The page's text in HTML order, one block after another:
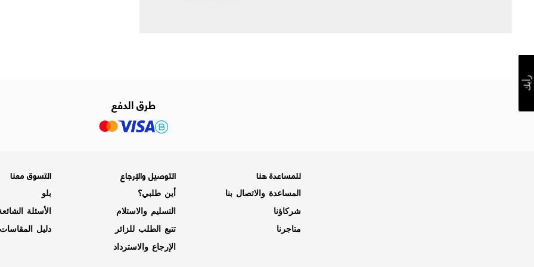
طرق الدفع
للمساعدة هنا
المساعدة والاتصال بنا
شركاؤنا
متاجرنا
التوصيل والإرجاع
أين طلبي؟
التسليم والاستلام
تتبع الطلب للزائر
الإرجاع والاسترداد
التسوق معنا
بلو
الأسئلة
دليل المقاسات
رأيك